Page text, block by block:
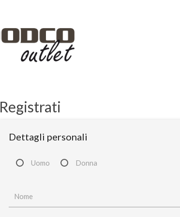
Registrati
Dettagli personali
Uomo Donna
Nome